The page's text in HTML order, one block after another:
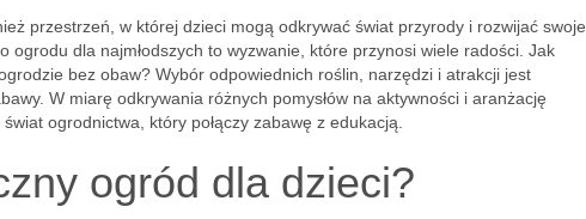
przestrzeń, w której dzieci mogą odkrywać świat przyrody i rozwijać swoje
ogrodu dla najmłodszych to wyzwanie, które przynosi wiele radości. Jak
bez obaw? Wybór odpowiednich roślin, narzędzi i atrakcji jest
W miarę odkrywania różnych pomysłów na aktywności i aranżację
ogrodnictwa, który połączy zabawę z edukacją.
ogród dla dzieci?